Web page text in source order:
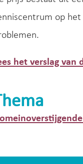
op
het verslag